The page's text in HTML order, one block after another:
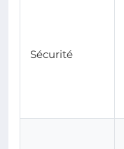
Sécurité